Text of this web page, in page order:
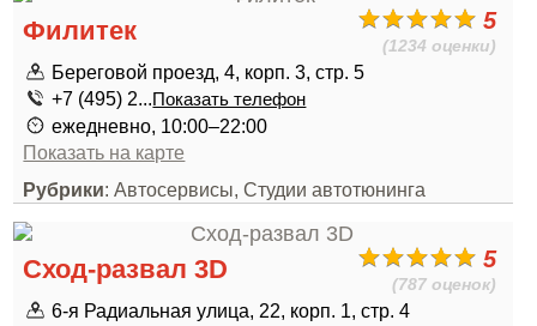
5
(1234 оценки)
Филитек
Береговой проезд, 4, корп. 3, стр. 5
+7 (495) 2...Показать телефон
ежедневно, 10:00–22:00
Показать на карте
Рубрики: Автосервисы, Студии автотюнинга
5
(787 оценок)
Сход-развал 3D
6-я Радиальная улица, 22, корп. 1, стр. 4